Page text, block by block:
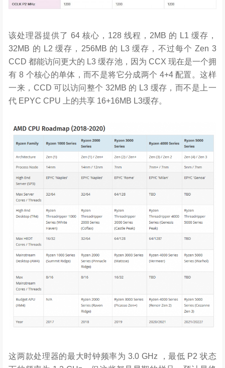
该处理器提供了 64 核心，128 线程，2MB 的 L1 缓存，
32MB 的 L2 缓存，256MB 的 L3 缓存，不过每个 Zen 3
CCD 都能访问更大的 L3 缓存池，因为 CCX 现在是一个拥
有 8 个核心的单体，而不是将它分成两个 4+4 配置。这样
一来，CCD 可以访问整个 32MB 的 L3 缓存，而不是上一
代 EPYC CPU 上的共享 16+16MB L3缓存。
这两款处理器的最大时钟频率为 3.0 GHz ，最低 P2 状态